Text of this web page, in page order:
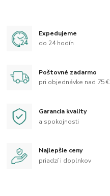
Expedujeme
do 24 hodín
Poštovné zadarmo
pri objednávke nad 75 €
Garancia kvality
a spokojnosti
Najlepšie ceny
priadzí i doplnkov